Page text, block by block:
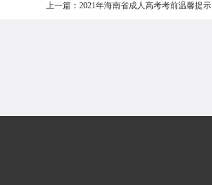
上一篇：2021年海南省成人高考考前温馨提示